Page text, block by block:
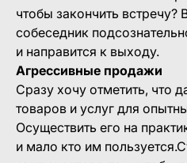
чтобы закончить встречу?
собеседник
и направится к выходу.
Агрессивные продажи
Сразу хочу отметить, что
товаров и услуг для
Осуществить его на
и мало кто им